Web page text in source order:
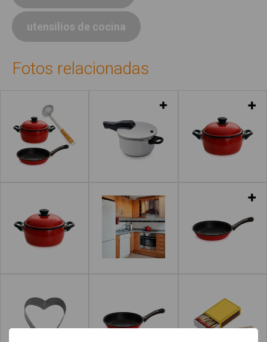
utensilios de cocina
Fotos relacionadas